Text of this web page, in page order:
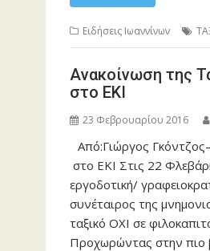
Ειδήσεις Ιωαννίνων
Ανακοίνωση της
στο ΕΚΙ
23 Φεβρουαρίου 2016
Από:Γιώργος
στο ΕΚΙ Στις 22
εργοδοτική/
συνέταιρος της
ταξικό ΟΧΙ σε
Προχωρώντας στην πιο